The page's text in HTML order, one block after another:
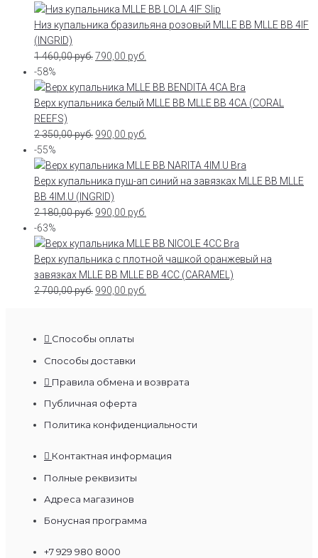
Низ купальника бразильяна розовый MLLE BB MLLE BB 4IF
(INGRID)
1 460,00руб.790,00 руб.
-58%
Верх купальника белый MLLE BB MLLE BB 4CA (CORAL
REEFS)
2 350,00руб. 990,00 руб.
-55%
Верх купальника пуш-ап синий на завязках MLLE BB MLLE
BB 4IM.U (INGRID)
2 180,00руб. 990,00 руб.
-63%
Верх купальника с плотной чашкой оранжевый на
завязках MLLE BB MLLE BB 4CC (CARAMEL)
2 700,00руб. 990,00 руб.
Способы оплаты
Способы доставки
Правила обмена и возврата
Публичная оферта
Политика конфиденциальности
Контактная информация
Полные реквизиты
Адреса магазинов
Бонусная программа
+7 929 980 8000